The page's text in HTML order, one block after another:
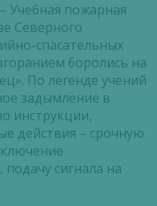
Учебная пожарная
Северного
спасательных
боролись на
По легенде учений
задымление в
инструкции,
действия – срочную
сигнала на